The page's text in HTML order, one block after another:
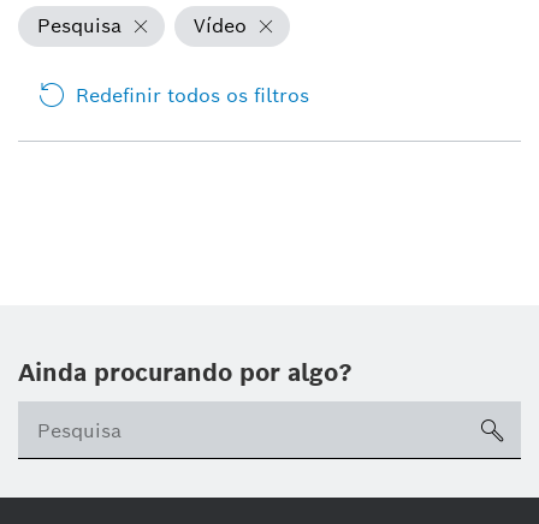
Pesquisa Vídeo
Redefinir todos os filtros
Ainda procurando por algo?